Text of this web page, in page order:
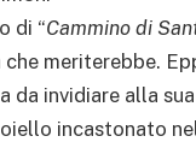
di “Cammino di
meriterebbe.
da invidiare alla
incastonato